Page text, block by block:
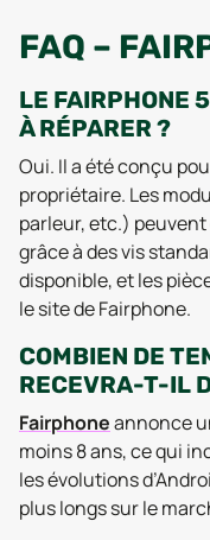
FAQ –
LE FAIRPHONE
À RÉPARER ?
Oui. Il a été conçu
propriétaire. Les
parleur, etc.)
grâce à des vis
disponible, et les
le site de Fairphone.
COMBIEN DE
RECEVRA-T-IL
Fairphoneannonce
moins 8 ans, ce qui
les évolutions
plus longs sur le